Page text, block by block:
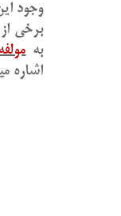
وجود
برخی
به
اشاره